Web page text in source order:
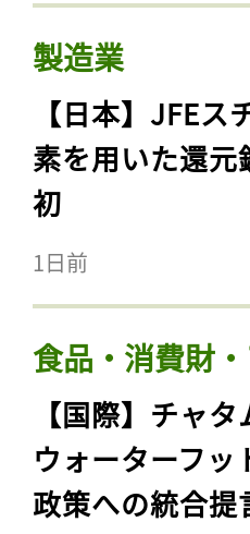
製造業
【日本】JFE
素を用いた還
初
1日前
食品・消費財
【国際】チャ
ウォーターフ
政策への統合提